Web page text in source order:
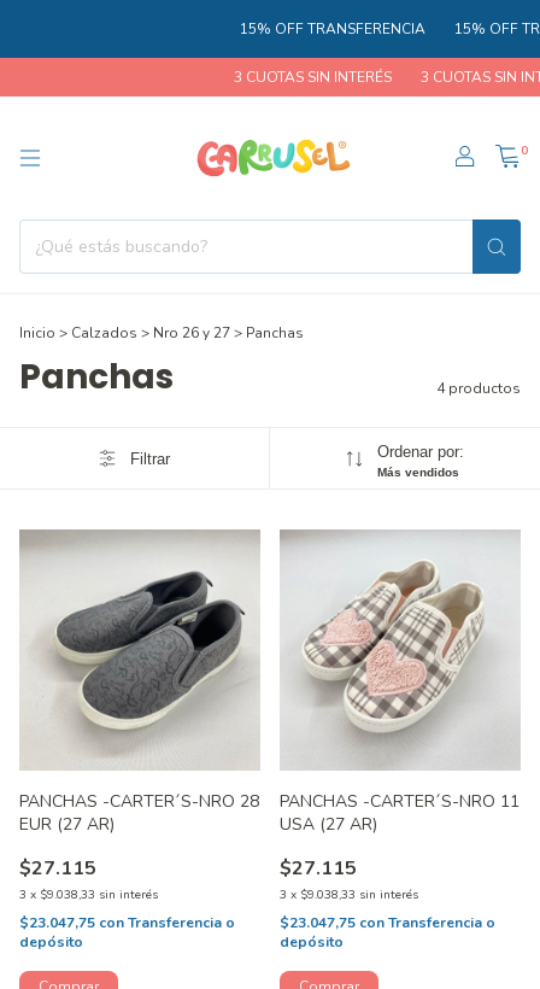
15% OFF TRANSFERENCIA 15% OFF
3 CUOTAS SIN INTERÉS 3 CUOTAS SIN
0
Inicio > Calzados > Nro 26 y 27> Panchas
Panchas 4 productos
Filtrar Ordenar por:
Más vendidos
PANCHAS -CARTER´S-NRO 28
EUR (27 AR)
$27.115
3 x $9.038,33 sin interés
$23.047,75 conTransferencia o
depósito
PANCHAS -CARTER´S-NRO 11
USA (27 AR)
$27.115
3 x $9.038,33 sin interés
$23.047,75 conTransferencia o
depósito